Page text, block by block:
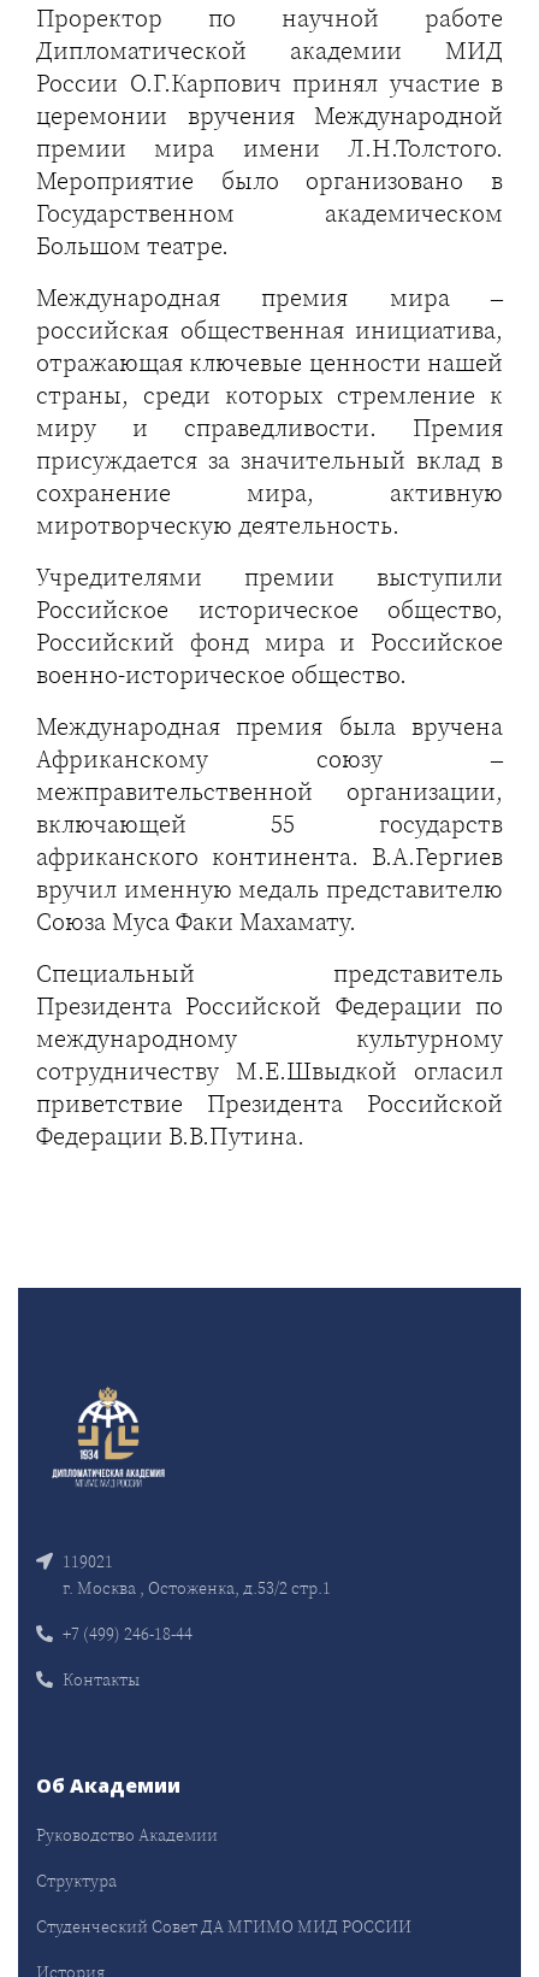
Проректор по научной работе
Дипломатической академии МИД
России О.Г.Карпович принял участие в
церемонии вручения Международной
премии мира имени Л.Н.Толстого.
Мероприятие было организовано в
Государственном академическом
Большом театре.
Международная премия мира –
российская общественная инициатива,
отражающая ключевые ценности нашей
страны, среди которых стремление к
миру и справедливости. Премия
присуждается за значительный вклад в
сохранение мира, активную
миротворческую деятельность.
Учредителями премии выступили
Российское историческое общество,
Российский фонд мира и Российское
военно-историческое общество.
Международная премия была вручена
Африканскому союзу –
межправительственной организации,
включающей 55 государств
африканского континента. В.А.Гергиев
вручил именную медаль представителю
Союза Муса Факи Махамату.
Специальный представитель
Президента Российской Федерации по
международному культурному
сотрудничеству М.Е.Швыдкой огласил
приветствие Президента Российской
Федерации В.В.Путина.
119021
г. Москва , Остоженка, д.53/2 стр.1
+7 (499) 246-18-44
Контакты
Об Академии
Руководство Академии
Структура
Студенческий Совет ДА МГИМО МИД РОССИИ